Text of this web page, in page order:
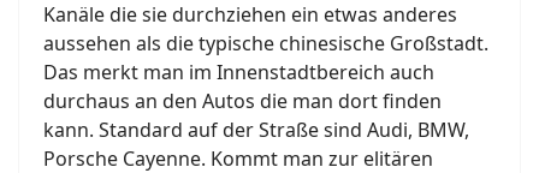
Kanäle die sie durchziehen ein etwas anderes
aussehen als die typische chinesische Großstadt.
Das merkt man im Innenstadtbereich auch
durchaus an den Autos die man dort finden
kann. Standard auf der Straße sind Audi, BMW,
Porsche Cayenne. Kommt man zur elitären